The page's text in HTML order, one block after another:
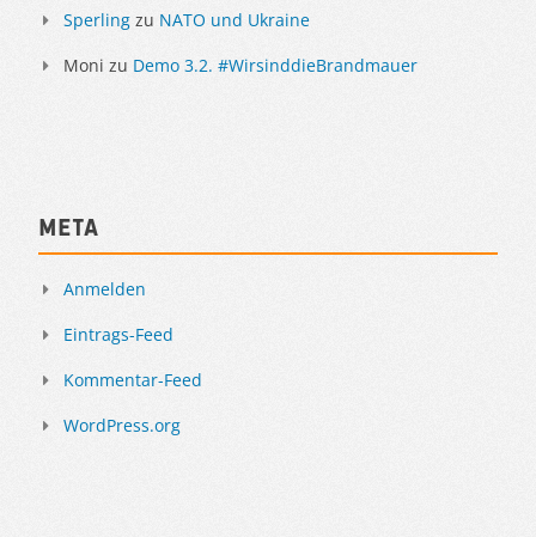
Sperling zu NATO und Ukraine
Moni zu Demo 3.2. #WirsinddieBrandmauer
Meta
Anmelden
Eintrags-Feed
Kommentar-Feed
WordPress.org